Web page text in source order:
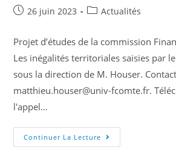
26 juin 2023 Actualités
Projet d’études de la commission
Les inégalités territoriales saisies par
sous la direction de M. Houser.
matthieu.houser@univ-fcomte.fr.
l'appel…
Continuer La Lecture